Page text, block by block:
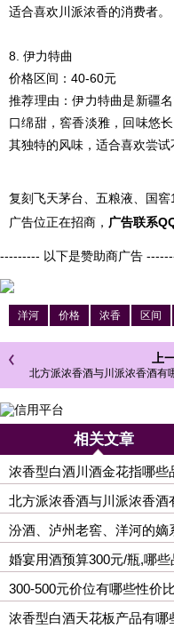
适合喜欢川派浓香的消费者。
8. 伊力特曲
价格区间：40-60元
推荐理由：伊力特曲是新疆
口绵甜，窖香淡雅，回味悠
其独特的风味，适合喜欢尝试
复刻飞天茅台、五粮液、国
广告位正在招商， 广告联系
--------- 以下是赞助商广告
洋河 价格 浓香 区间
上
北方派浓香酒与川派浓香酒有
代表品牌?酿造工艺上有何
相关文章
浓香型白酒川酒金花指哪
分?
北方派浓香酒与川派浓香
同?
汾酒、泸州老窖、洋河的
款?
婚宴用酒预算300元/瓶,哪
300-500元价位有哪些性价
酒?
浓香型白酒天花板产品有